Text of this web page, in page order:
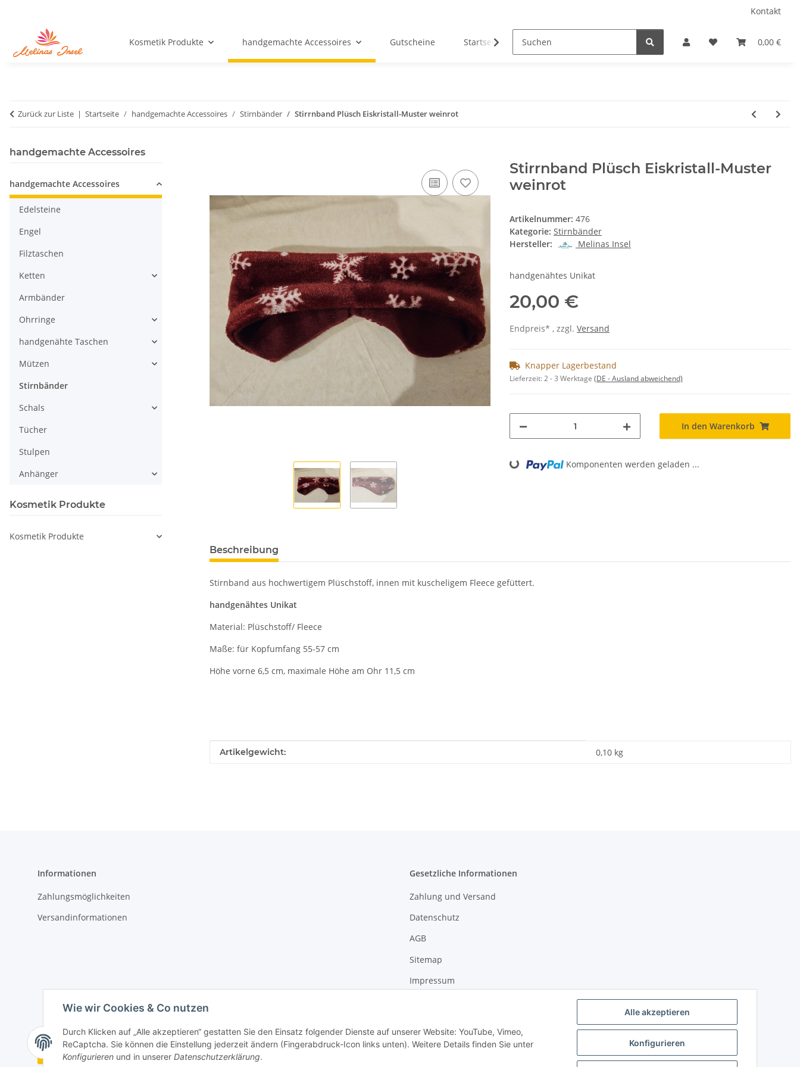
Alle akzeptieren
Konfigurieren
Wie wir Cookies & Co nutzen
Durch Klicken auf „Alle akzeptieren“ gestatten Sie den Einsatz folgender Dienste auf unserer Website: YouTube, Vimeo,
ReCaptcha. Sie können die Einstellung jederzeit ändern (Fingerabdruck-Icon links unten). Weitere Details finden Sie unter
Konfigurieren und in unserer Datenschutzerklärung.
Kontakt
0,00 €
Kosmetik Produkte handgemachte Accessoires Gutscheine Startseite
Zurück zur Liste Startseite handgemachte Accessoires Stirnbänder Stirrnband Plüsch Eiskristall-Muster weinrot
Stirrnband Plüsch Eiskristall-Muster
weinrot
Artikelnummer: 476
Kategorie: Stirnbänder
Hersteller:
Melinas Insel
handgenähtes Unikat
20,00 €
Endpreis* , zzgl. Versand
Knapper Lagerbestand
Lieferzeit:2 - 3 Werktage (DE - Ausland abweichend)
In den Warenkorb
Loading... Komponenten werden geladen ...
Beschreibung
Stirnband aus hochwertigem Plüschstoff, innen mit kuscheligem Fleece gefüttert.
handgenähtes Unikat
Material: Plüschstoff/ Fleece
Maße: für Kopfumfang 55-57 cm
Höhe vorne 6,5 cm, maximale Höhe am Ohr 11,5 cm
Produkteigenschaft
Wert
Artikelgewicht: 0,10 kg
handgemachte Accessoires
handgemachte Accessoires
Edelsteine
Engel
Filztaschen
Ketten
Armbänder
Ohrringe
handgenähte Taschen
Mützen
Stirnbänder
Schals
Tücher
Stulpen
Anhänger
Kosmetik Produkte
Kosmetik Produkte
Informationen
Zahlungsmöglichkeiten
Versandinformationen
Gesetzliche Informationen
Zahlung und Versand
Datenschutz
AGB
Sitemap
Impressum
Vertrag widerrufen